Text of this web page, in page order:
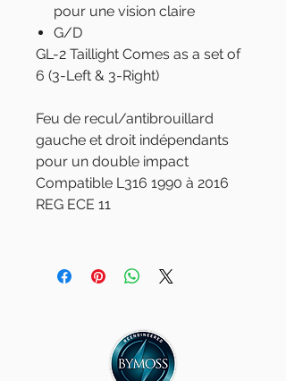
pour une vision claire
G/D
GL-2 Taillight Comes as a set of
6 (3-Left & 3-Right)
Feu de recul/antibrouillard
gauche et droit indépendants
pour un double impact
Compatible L316 1990 à 2016
REG ECE 11